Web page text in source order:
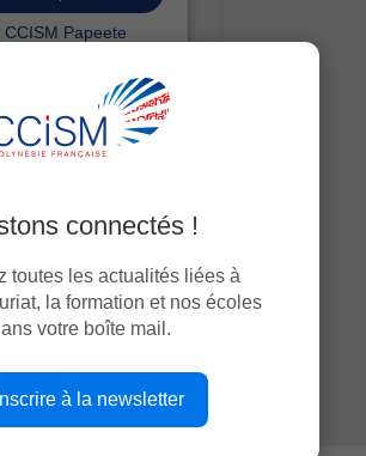
CCISM Papeete
Formation
Entreprise
relais de Vaiare,
MOOREA
connectés !
toutes les actualités liées à
la formation et nos écoles
votre boîte mail.
à la newsletter